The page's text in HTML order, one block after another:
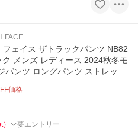
FACE
フェイス ザトラックパンツ NB82
メンズ レディース 2024秋冬モ
パンツ ロングパンツ ストレッチ
価格
） 要エントリー